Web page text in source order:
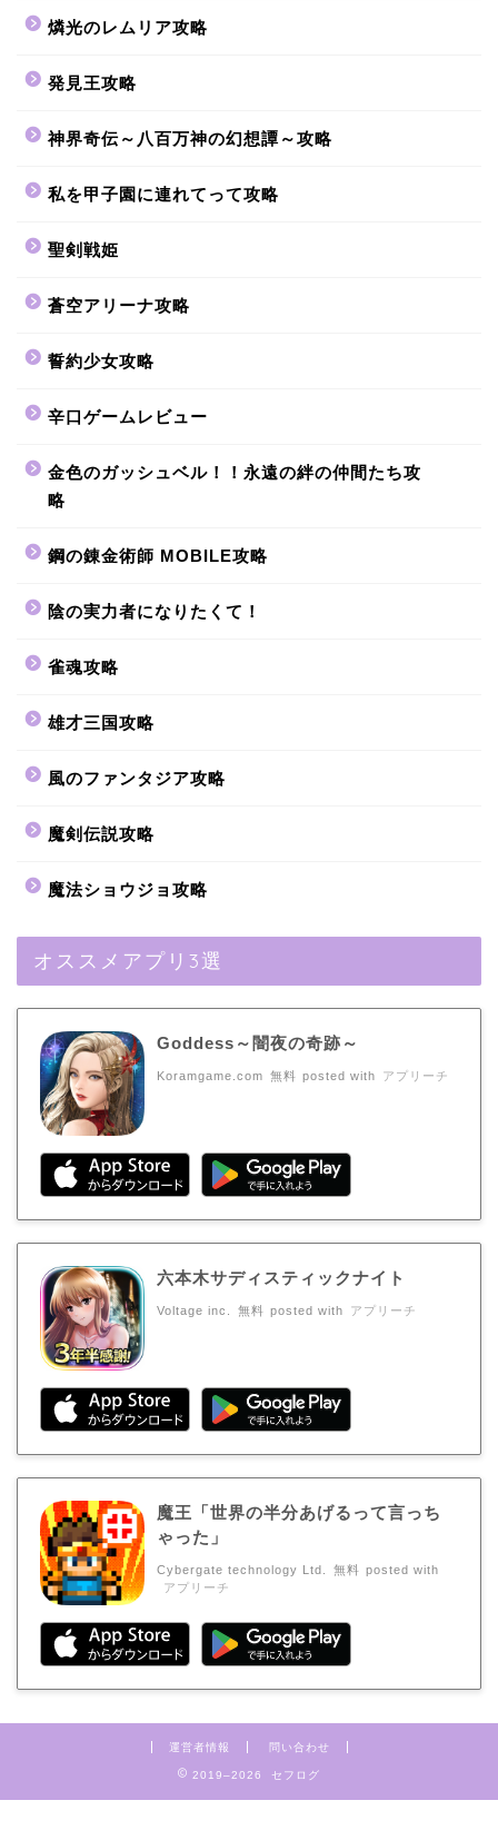
燐光のレムリア攻略
発見王攻略
神界奇伝～八百万神の幻想譚～攻略
私を甲子園に連れてって攻略
聖剣戦姫
蒼空アリーナ攻略
誓約少女攻略
辛口ゲームレビュー
金色のガッシュベル！！永遠の絆の仲間たち攻
略
鋼の錬金術師 MOBILE攻略
陰の実力者になりたくて！
雀魂攻略
雄才三国攻略
風のファンタジア攻略
魔剣伝説攻略
魔法ショウジョ攻略
オススメアプリ3選
Goddess～闇夜の奇跡～
Koramgame.com 無料 posted with アプリーチ
六本木サディスティックナイト
Voltage inc. 無料 posted with アプリーチ
魔王「世界の半分あげるって言っち
ゃった」
Cybergate technology Ltd. 無料 posted with
アプリーチ
運営者情報 問い合わせ
2019–2026 セフログ